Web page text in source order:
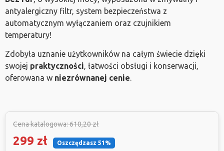
antyalergiczny filtr, system bezpieczeństwa z
automatycznym wyłączaniem oraz czujnikiem
temperatury!
Zdobyła uznanie użytkowników na całym świecie dzięki
swojej praktyczności, łatwości obsługi i konserwacji,
oferowana w niezrównanej cenie.
Cena katalogowa: 610,20 zł
299 zł Oszczędzasz 51%